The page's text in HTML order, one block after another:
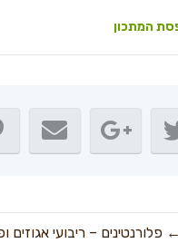
המתכון
← פלורנטינים – ריבועי אגוזים